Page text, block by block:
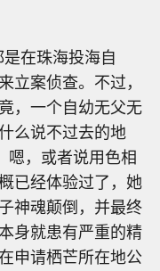
在珠海投海自
立案侦查。不过，
，一个自幼无父无
么说不过去的地
，或者说用色相
已经体验过了，她
神魂颠倒，并最终
身就患有严重的精
申请栖芒所在地公